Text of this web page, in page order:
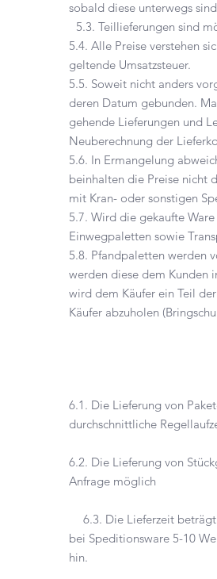
sobald diese unterwegs
5.3. Teillieferungen sind
5.4. Alle Preise verstehen
geltende Umsatzsteuer.
5.5. Soweit nicht anders
deren Datum gebunden.
gehende Lieferungen und
Neuberechnung der
5.6. In Ermangelung
beinhalten die Preise nicht
mit Kran- oder sonstigen
5.7. Wird die gekaufte
Einwegpaletten sowie
5.8. Pfandpaletten werden
werden diese dem Kunden
wird dem Käufer ein Teil
Käufer abzuholen
6.1. Die Lieferung von
durchschnittliche
6.2. Die Lieferung von
Anfrage möglich
6.3. Die Lieferzeit beträgt
bei Speditionsware 5-10
hin.